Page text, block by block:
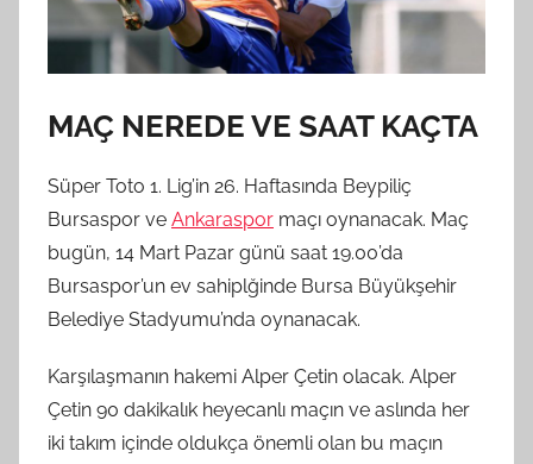
MAÇ NEREDE VE SAAT KAÇTA
Süper Toto 1. Lig’in 26. Haftasında Beypiliç
Bursaspor ve Ankaraspor maçı oynanacak. Maç
bugün, 14 Mart Pazar günü saat 19.00’da
Bursaspor’un ev sahiplğinde Bursa Büyükşehir
Belediye Stadyumu’nda oynanacak.
Karşılaşmanın hakemi Alper Çetin olacak. Alper
Çetin 90 dakikalık heyecanlı maçın ve aslında her
iki takım içinde oldukça önemli olan bu maçın